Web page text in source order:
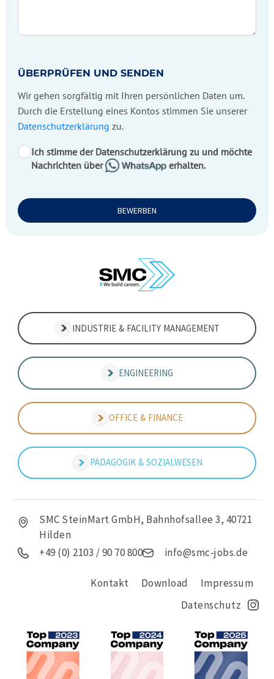
ÜBERPRÜFEN UND SENDEN
Wir gehen sorgfältig mit Ihren persönlichen Daten um.
Durch die Erstellung eines Kontos stimmen Sie unserer
Datenschutzerklärung zu.
Ich stimme der Datenschutzerklärung zu und möchte
Nachrichten über
erhalten.
BEWERBEN
INDUSTRIE & FACILITY MANAGEMENT
ENGINEERING
OFFICE & FINANCE
PÄDAGOGIK & SOZIALWESEN
SMC SteinMart GmbH, Bahnhofsallee 3, 40721
Hilden
+49 (0) 2103 / 90 70 800
info@smc-jobs.de
Kontakt Download
Impressum
Datenschutz